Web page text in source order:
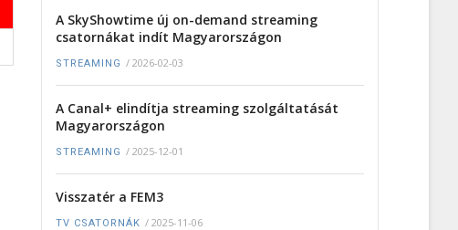
A SkyShowtime új on-demand streaming
csatornákat indít Magyarországon
STREAMING / 2026-02-03
A Canal+ elindítja streaming szolgáltatását
Magyarországon
STREAMING / 2025-12-01
Visszatér a FEM3
TV CSATORNÁK / 2025-11-06